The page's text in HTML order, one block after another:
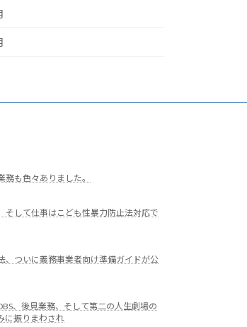
も色々ありました。
そして仕事はこども性暴力防止法対応で
、ついに義務事業者向け準備ガイドが公
、後見業務、そして第二の人生劇場の
に振りまわされ